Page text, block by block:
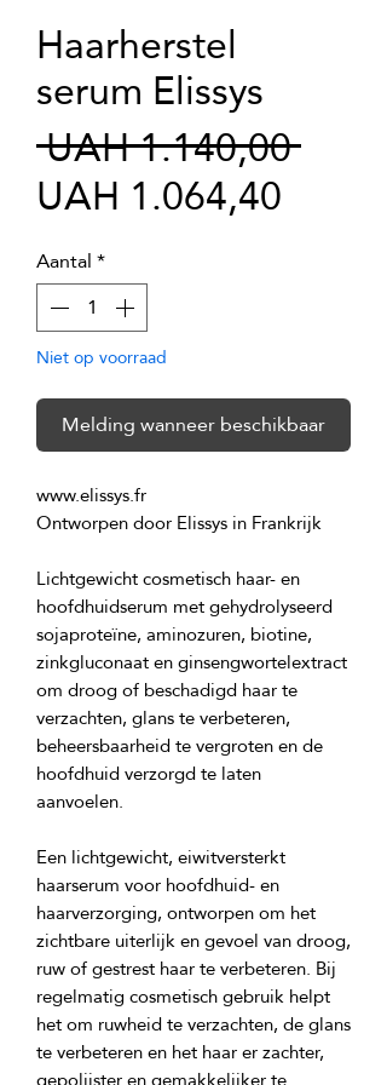
Haarherstel
serum Elissys
UAH 1.140,00
UAH 1.064,40
Aantal*
Niet op voorraad
Melding wanneer beschikbaar
Lichtgewicht cosmetisch haar- en
hoofdhuidserum met gehydrolyseerd
sojaproteïne, aminozuren, biotine,
zinkgluconaat en ginsengwortelextract
om droog of beschadigd haar te
verzachten, glans te verbeteren,
beheersbaarheid te vergroten en de
hoofdhuid verzorgd te laten
Een lichtgewicht, eiwitversterkt
haarserum voor hoofdhuid- en
haarverzorging, ontworpen om het
zichtbare uiterlijk en gevoel van droog,
ruw of gestrest haar te verbeteren. Bij
regelmatig cosmetisch gebruik helpt
het om ruwheid te verzachten, de glans
te verbeteren en het haar er zachter,